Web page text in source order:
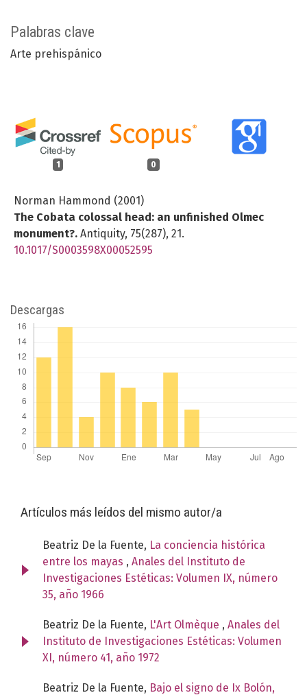
Palabras clave
Arte prehispánico
1 0
Norman Hammond (2001)
The Cobata colossal head: an unfinished Olmec
monument?. Antiquity, 75(287), 21.
10.1017/S0003598X00052595
Descargas
Artículos más leídos del mismo autor/a
Beatriz De la Fuente, La conciencia histórica
entre los mayas , Anales del Instituto de
Investigaciones Estéticas: Volumen IX, número
35, año 1966
Beatriz De la Fuente, L'Art Olmèque , Anales del
Instituto de Investigaciones Estéticas: Volumen
XI, número 41, año 1972
Beatriz De la Fuente, Bajo el signo de Ix Bolón,